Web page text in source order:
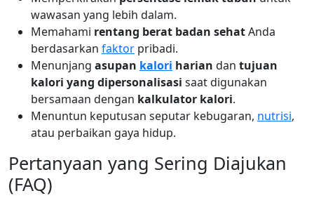
wawasan yang lebih dalam.
Memahami rentang berat badan sehatAnda
berdasarkan faktor pribadi.
Menunjang asupan kalori harian dan tujuan
kalori yang dipersonalisasi saat digunakan
bersamaan dengan kalkulator kalori.
Menuntun keputusan seputar kebugaran, nutrisi,
atau perbaikan gaya hidup.
Pertanyaan yang Sering Diajukan
(FAQ)